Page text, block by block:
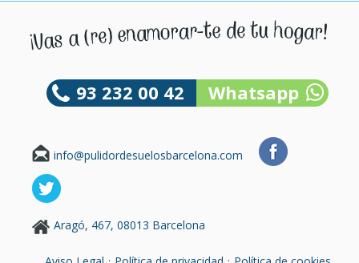
93 232 00 42 Whatsapp
info@pulidordesuelosbarcelona.com
Aragó, 467, 08013 Barcelona